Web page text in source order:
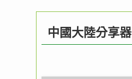
中國大陸分享器